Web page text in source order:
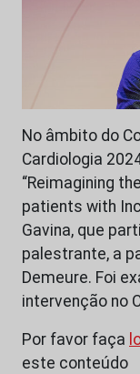
No âmbito do
Cardiologia
“Reimagining
patients with
Gavina, que
palestrante, a
Demeure. Foi
intervenção no
Por favor faça
este conteúdo